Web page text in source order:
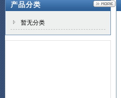
产品分类
暂无分类